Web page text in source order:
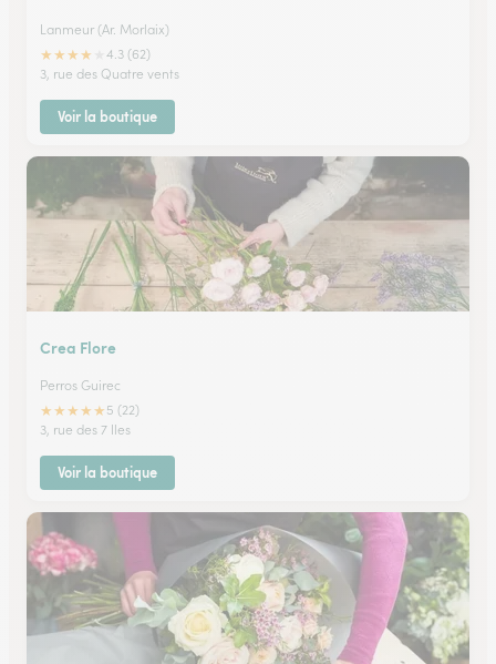
Lanmeur (Ar. Morlaix)
★★★★
4.3 (62)
3, rue des Quatre vents
Voir la boutique
Crea Flore
Perros Guirec
★★★★★ 5 (22)
3, rue des 7 Iles
Voir la boutique